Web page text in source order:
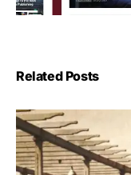
Related Posts